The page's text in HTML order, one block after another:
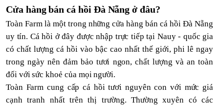
Cửa hàng bán cá hồi Đà Nẵng ở đâu?
Toàn Farm là một trong những cửa hàng bán cá hồi Đà Nẵng
uy tín. Cá hồi ở đây được nhập trực tiếp tại Nauy - quốc gia
có chất lượng cá hồi vào bậc cao nhất thế giới, phi lê ngay
trong ngày nên đảm bảo tươi ngon, chất lượng và an toàn
đối với sức khoẻ của mọi người.
Toàn Farm cung cấp cá hồi tươi nguyên con với mức giá
cạnh tranh nhất trên thị trường. Thường xuyên có các